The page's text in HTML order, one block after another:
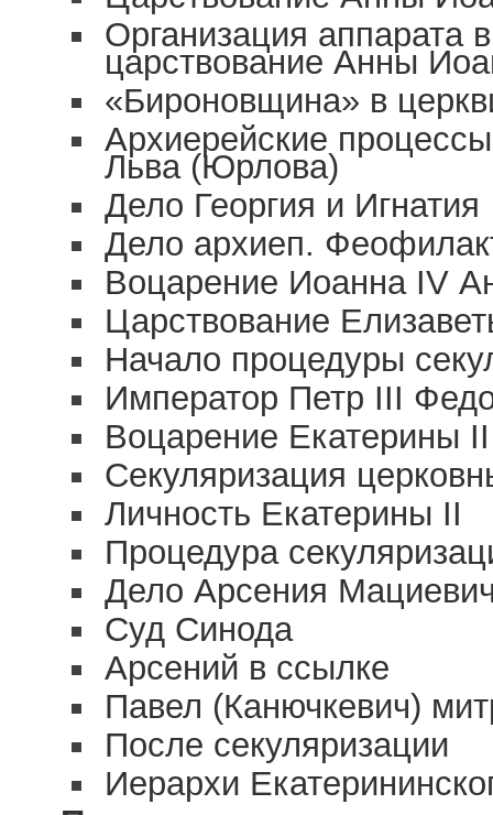
Организация аппарата
царствование Анны
«Бироновщина» в
Архиерейские
Льва (Юрлова)
Дело Георгия и Игнатия
Дело архиеп.
Воцарение Иоанна IV
Царствование
Начало процедуры
Император Петр III
Воцарение Екатерины II
Секуляризация
Личность Екатерины II
Процедура
Дело Арсения
Суд Синода
Арсений в ссылке
Павел (Канючкевич)
После секуляризации
Иерархи